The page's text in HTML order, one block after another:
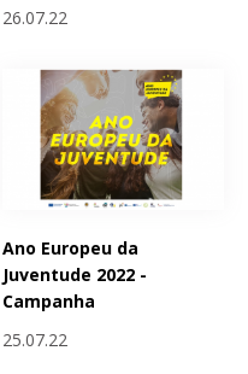
26.07.22
Ano Europeu da
Juventude 2022 -
Campanha
25.07.22